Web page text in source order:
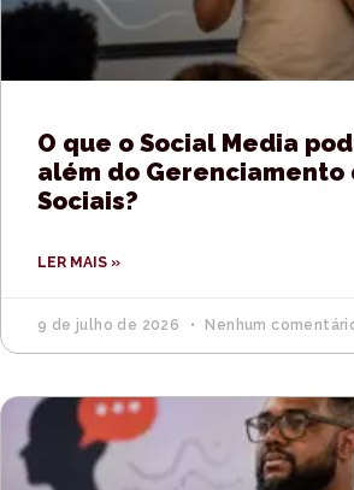
O que o Social Media
além do Gerenciamento
Sociais?
LER MAIS »
9 de julho de 2026 Nenhum